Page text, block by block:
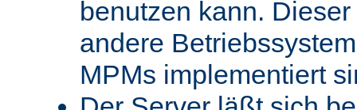
benutzen kann.
andere
MPMs implementiert